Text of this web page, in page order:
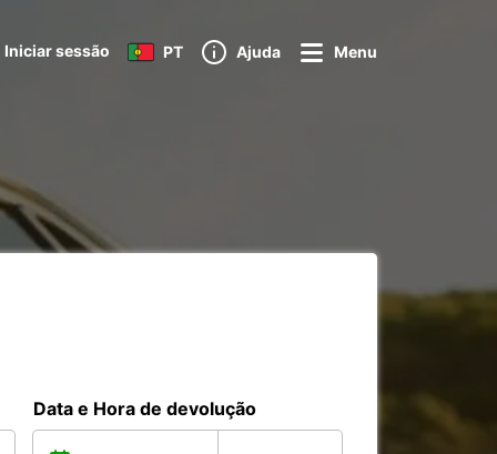
Iniciar sessão PT Ajuda Menu
Data e Hora de devolução